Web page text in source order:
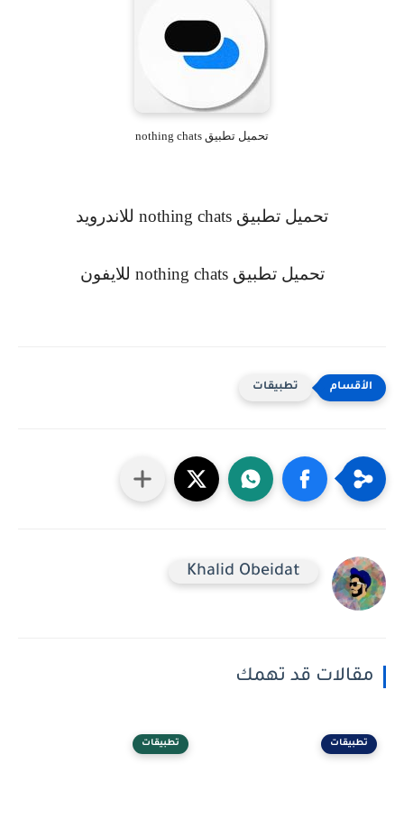
تحميل تطبيق nothing chats
تحميل تطبيق nothing chats للاندرويد
تحميل تطبيقnothing chats للايفون
تطبيقات
Khalid Obeidat
مقالات قد تهمك
تطبيقات تطبيقات